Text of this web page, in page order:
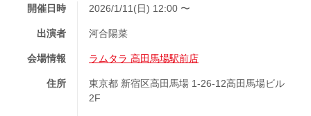
開催日時 2026/1/11(日) 12:00 〜
出演者 河合陽菜
会場情報 ラムタラ 高田馬場駅前店
住所
東京都 新宿区高田馬場 1-26-12高田馬場ビル
2F